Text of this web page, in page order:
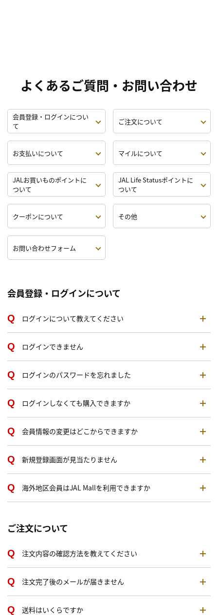
よくあるご質問・お問い合わせ
会員登録・ログインについ
て
ご注文について
お支払いについて マイルについて
JALお買いものポイントに
ついて
JAL Life Statusポイントに
ついて
クーポンについて その他
お問い合わせフォーム
会員登録・ログインについて
ログインについて教えてください
ログインできません
ログインのパスワードを忘れました
ログインしなくても購入できますか
会員情報の変更はどこからできますか
新規登録画面が見当たりません
海外地区会員はJAL Mallを利用できますか
ご注文について
注文内容の確認方法を教えてください
注文完了後のメールが届きません
送料はいくらですか